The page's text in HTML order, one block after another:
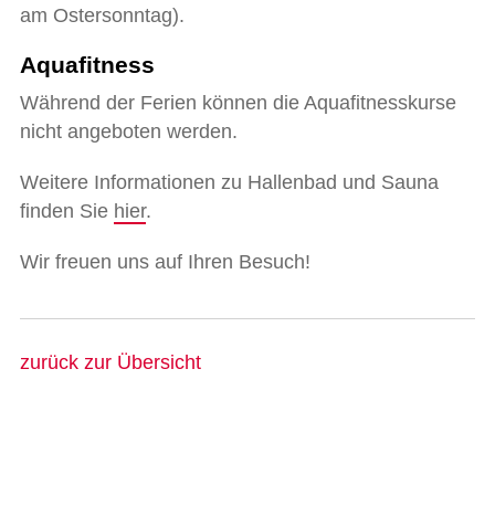
am Ostersonntag).
Aquafitness
Während der Ferien können die Aquafitnesskurse
nicht angeboten werden.
Weitere Informationen zu Hallenbad und Sauna
finden Sie hier.
Wir freuen uns auf Ihren Besuch!
zurück zur Übersicht